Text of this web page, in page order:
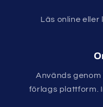
Läs online eller
Används
förlags plattform.